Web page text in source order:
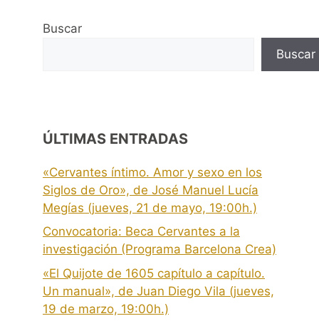
Buscar
Buscar
ÚLTIMAS ENTRADAS
«Cervantes íntimo. Amor y sexo en los
Siglos de Oro», de José Manuel Lucía
Megías (jueves, 21 de mayo, 19:00h.)
Convocatoria: Beca Cervantes a la
investigación (Programa Barcelona Crea)
«El Quijote de 1605 capítulo a capítulo.
Un manual», de Juan Diego Vila (jueves,
19 de marzo, 19:00h.)